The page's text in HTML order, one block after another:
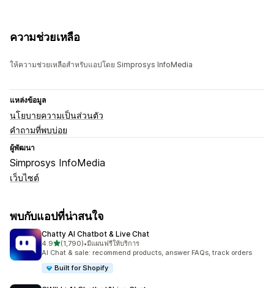
ความช่วยเหลือ
ให้ความช่วยเหลือสำหรับแอปโดย Simprosys InfoMedia
แหล่งข้อมูล
นโยบายความเป็นส่วนตัว
คำถามที่พบบ่อย
ผู้พัฒนา
Simprosys InfoMedia
เว็บไซต์
พบกับแอปที่น่าสนใจ
Chatty AI Chatbot & Live Chat
4.9เต็ม 5 ดาว
(1,790)
ทั้งหมด 1790 รีวิว
•มีแผนฟรีให้บริการ
AI Chat & sale: recommend products, answer FAQs, track orders
Built for Shopify